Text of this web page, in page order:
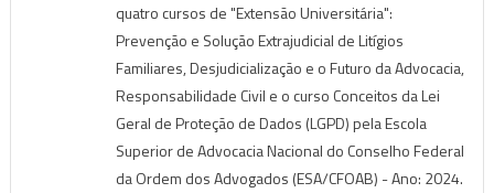
quatro cursos de "Extensão Universitária":
Prevenção e Solução Extrajudicial de Litígios
Familiares, Desjudicialização e o Futuro da Advocacia,
Responsabilidade Civil e o curso Conceitos da Lei
Geral de Proteção de Dados (LGPD) pela Escola
Superior de Advocacia Nacional do Conselho Federal
da Ordem dos Advogados (ESA/CFOAB) - Ano: 2024.